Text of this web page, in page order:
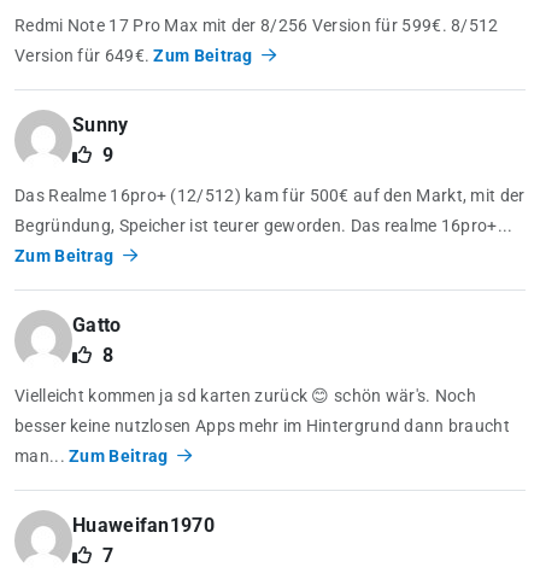
Redmi Note 17 Pro Max mit der 8/256 Version für 599€. 8/512
Version für 649€.Zum Beitrag
Sunny
9
Das Realme 16pro+ (12/512) kam für 500€ auf den Markt, mit der
Begründung, Speicher ist teurer geworden. Das realme 16pro+...
Zum Beitrag
Gatto
8
Vielleicht kommen ja sd karten zurück 😊 schön wär's. Noch
besser keine nutzlosen Apps mehr im Hintergrund dann braucht
man...Zum Beitrag
Huaweifan1970
7